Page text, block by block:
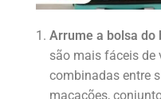
Arrume a bolsa do
são mais fáceis de
combinadas entre
macacões,